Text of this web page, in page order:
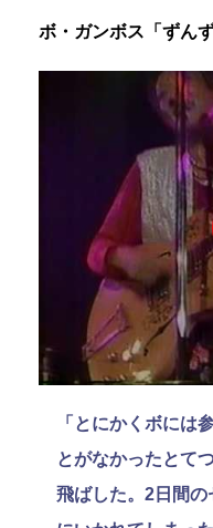
ボ・ガンボス「ずんず
「とにかくボには
とがなかったとて
飛ばした。2日間